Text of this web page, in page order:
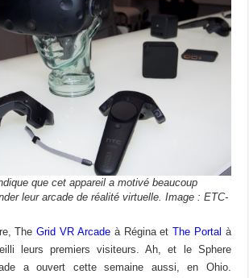
que cet appareil a motivé beaucoup
leur arcade de réalité virtuelle. Image : ETC-
TheGrid VR Arcadeà Régina etThe Portal à
leurs premiers visiteurs. Ah, et le Sphere
a ouvert cette semaine aussi, en Ohio.